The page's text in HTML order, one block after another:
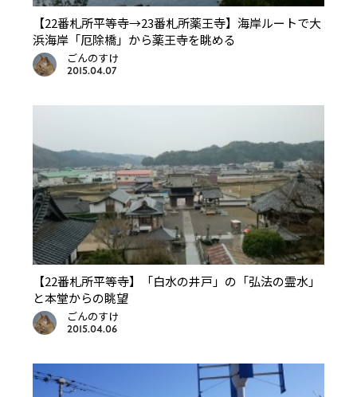
【22番札所平等寺→23番札所薬王寺】海岸ルートで大
浜海岸「厄除橋」から薬王寺を眺める
ごんのすけ
2015.04.07
【22番札所平等寺】「白水の井戸」の「弘法の霊水」
と本堂からの眺望
ごんのすけ
2015.04.06